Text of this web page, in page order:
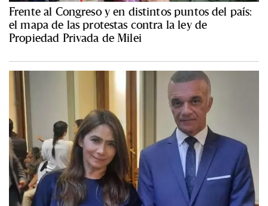
Frente al Congreso y en distintos puntos del país:
el mapa de las protestas contra la ley de
Propiedad Privada de Milei